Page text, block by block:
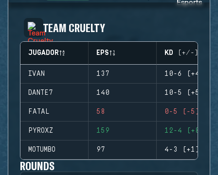
TEAM CRUELTY
JUGADOR EPS KD (+/-)
IVAN 137 10-6 (+4)
DANTE7 140 10-5 (+5)
FATAL 58 0-5 (-5)
PYROXZ 159 12-4 (+8)
MOTUMBO 97 4-3 (+1)
ROUNDS